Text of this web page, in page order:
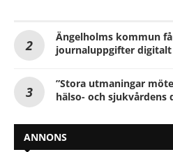
Ängelholms kommun
journaluppgifter digitalt
”Stora utmaningar
hälso- och sjukvårdens
ANNONS